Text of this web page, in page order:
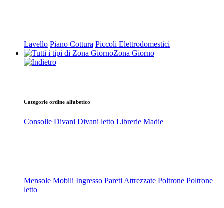
Lavello Piano Cottura Piccoli Elettrodomestici
Zona Giorno
Categorie ordine alfabetico
Consolle Divani Divani letto Librerie Madie
Mensole Mobili Ingresso Pareti Attrezzate Poltrone Poltrone
letto